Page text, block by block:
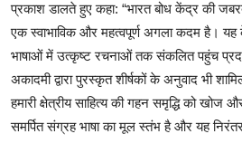
प्रकाश डालते हुए कहा: “भारत बोध केंद्र की
एक स्वाभाविक और महत्वपूर्ण अगला कदम है। यह
भाषाओं में उत्कृष्ट रचनाओं तक संकलित पहुंच
अकादमी द्वारा पुरस्कृत शीर्षकों के अनुवाद भी
हमारी क्षेत्रीय साहित्य की गहन समृद्धि को खोज
समर्पित संग्रह भाषा का मूल स्तंभ है और यह